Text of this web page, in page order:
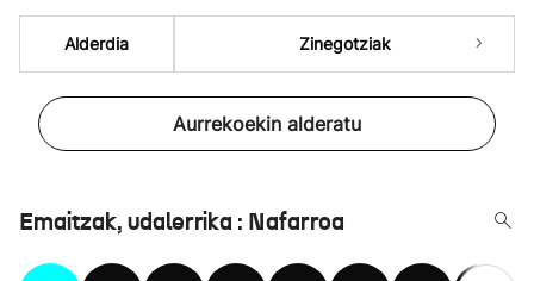
Alderdia Zinegotziak
Aurrekoekin alderatu
Emaitzak, udalerrika : Nafarroa